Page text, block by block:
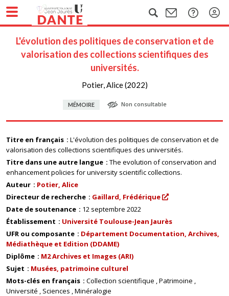
L'évolution des politiques de conservation et de
valorisation des collections scientifiques des
universités.
Potier, Alice (2022)
MÉMOIRE Non consultable
Titre en français
L'évolution des politiques de conservation et de
valorisation des collections scientifiques des universités.
Titre dans une autre langue
The evolution of conservation and
enhancement policies for university scientific collections.
Auteur
Potier, Alice
Directeur de recherche
Gaillard, Frédérique
Date de soutenance
12 septembre 2022
Établissement
Université Toulouse-Jean Jaurès
UFR ou composante
Département Documentation, Archives,
Médiathèque et Edition (DDAME)
Diplôme
M2 Archives et Images (ARI)
Sujet
Musées, patrimoine culturel
Mots-clés en français
Collection scientifique Patrimoine
Université
Sciences Minéralogie